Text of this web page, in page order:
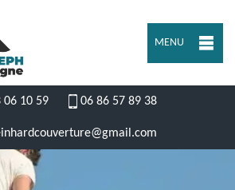
MENU
06 10 59 06 86 57 89 38